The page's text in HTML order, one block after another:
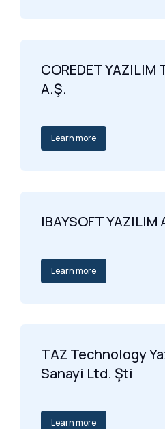
COREDET YAZILIM
A.Ş.
Learn more
IBAYSOFT YAZILIM
Learn more
TAZ Technology
Sanayi Ltd. Şti
Learn more